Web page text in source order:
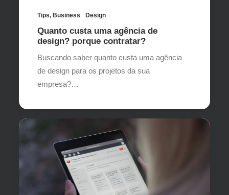
Tips, Business Design
Quanto custa uma agência de
design? porque contratar?
Buscando saber quanto custa uma agência
de design para os projetos da sua
empresa?…